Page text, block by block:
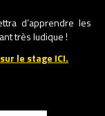
d’apprendre les
très ludique !
le stage ICI.